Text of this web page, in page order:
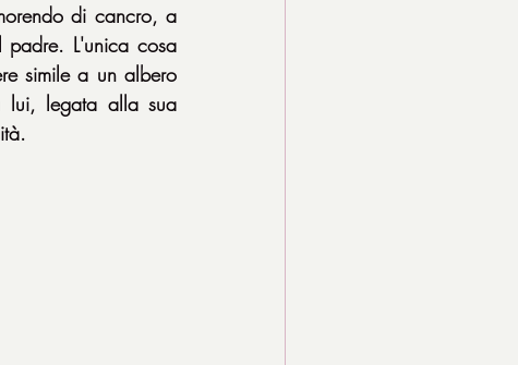
di cancro, a
L'unica cosa
simile a un albero
lui, legata alla sua